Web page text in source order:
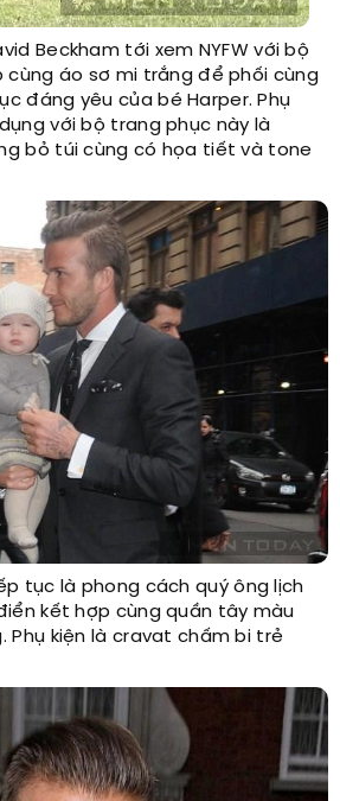
Beckham tới xem NYFW với bộ
cùng áo sơ mi trắng để phối cùng
đáng yêu của bé Harper. Phụ
với bộ trang phục này là
bỏ túi cùng có họa tiết và tone
tục là phong cách quý ông lịch
kết hợp cùng quần tây màu
Phụ kiện là cravat chấm bi trẻ